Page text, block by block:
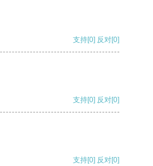
支持[0] 反对[0]
支持[0] 反对[0]
支持[0] 反对[0]